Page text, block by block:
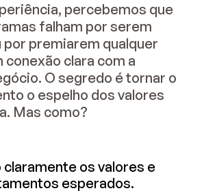
percebemos que
falham por serem
por premiarem qualquer
conexão clara com a
O segredo é tornar o
o espelho dos valores
Mas como?
claramente os valores e
esperados.